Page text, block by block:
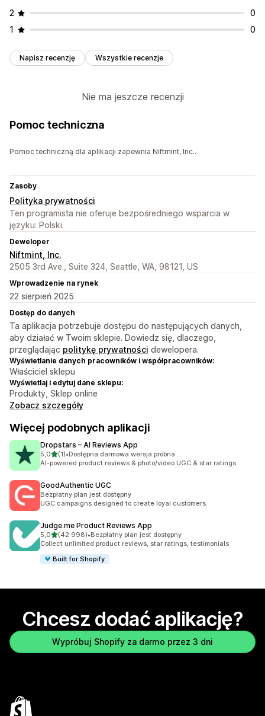
2
0
1
0
Napisz recenzję Wszystkie recenzje
Nie ma jeszcze recenzji
Pomoc techniczna
Pomoc techniczną dla aplikacji zapewnia Niftmint, Inc..
Zasoby
Polityka prywatności
Ten programista nie oferuje bezpośredniego wsparcia w
języku: Polski.
Deweloper
Niftmint, Inc.
2505 3rd Ave., Suite 324, Seattle, WA, 98121, US
Wprowadzenie na rynek
22 sierpień 2025
Dostęp do danych
Ta aplikacja potrzebuje dostępu do następujących danych,
aby działać w Twoim sklepie. Dowiedz się, dlaczego,
przeglądając politykę prywatności dewelopera.
Wyświetlanie danych pracowników i współpracowników:
Właściciel sklepu
Wyświetlaj i edytuj dane sklepu:
Produkty, Sklep online
Zobacz szczegóły
Więcej podobnych aplikacji
Dropstars – AI Reviews App
5,0na 5 gwiazdek
(1)
Łączna liczba recenzji: 1
•Dostępna darmowa wersja próbna
AI-powered product reviews & photo/video UGC & star ratings
GoodAuthentic UGC
Bezpłatny plan jest dostępny
UGC campaigns designed to create loyal customers.
Judge.me Product Reviews App
5,0na 5 gwiazdek
(42 998)
Łączna liczba recenzji: 42998
•Bezpłatny plan jest dostępny
Collect unlimited product reviews, star ratings, testimonials
Built for Shopify
Chcesz dodać aplikację?
Wypróbuj Shopify za darmo przez 3 dni